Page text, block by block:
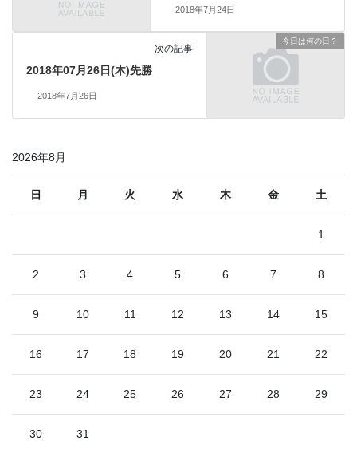
2018年7月24日
今日は何の日？
次の記事
2018年07月26日(木)先勝
2018年7月26日
2026年8月
日 月 火 水 木 金 土
1
2 3 4 5 6 7 8
9 10 11 12 13 14 15
16 17 18 19 20 21 22
23 24 25 26 27 28 29
30 31